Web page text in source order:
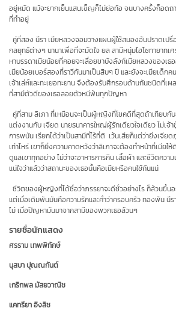
อยู่หมัด แม้จะยากเย็นแสนเข็ญก็ไม่ย่อท้อ จนบางครั้งก็อดถ
ที่ทำอยู่
คู่ที่สอง นีราเมียหลวงจอมวางแผนผู้ใช้สมองอันปราดเป
กลยุทธ์ต่างๆ นานาเพื่อที่จะมัดใจยลสามีหนุ่มไฮโซทายาทเ
หาบรรดาเมียน้อยที่คอยจะเลื่อยขาบังลังก์เมียหลวงของเธอ
เมียน้อยเบอร์สองที่ราวีกันมาเป็นสิบๆ ปี และยังจะเมียเด็กค
เจ้าเล่ห์และทะเยอทะยาน จึงต้องรับศึกรอบด้านกันชนิดที่เ
ที่สามีตัวดีของเธอลอยตัวหนีพ้นทุกปัญหา
คู่ที่สามลิเภาที่เหมือนจะเป็นผู้หญิงที่โชคดีที่สุดถ้าเทียบกับ
แต่งงานกับเจียด นายธนาคารใหญ่ผู้รักเดียวใจเดียว ไม่เจ้
การพนัน เรียกได้ว่าเป็นสามีที่ไร้ที่ติ เว้นเสียก็แต่ว่ายิ่งเจีย
เท่าไหร่ เขาก็ยิ่งความคาดหวังว่าลิเภาจะต้องทำหน้าที่เมียใ
ดูแลเขาทุกอย่าง ไม่ว่าจะอาหารการกิน เสื้อผ้า และชีวิตควา
แน่ใจว่าแล้วว่าสถานะของเธอนั้นคือเมียหรือคนใช้กันแน่
ชีวิตของผู้หญิงที่ได้ชื่อว่าภรรยาจะดีชั่วอย่างไร ก็ล้วนขึ้น
แต่เมื่อเดิมพันมันคือความรักและคำว่าครอบครัว ทองพัน นีร
ไม่ เมื่อปัญหามันมาจากสามีของพวกเธอล้วนๆ
รายชื่อนักแสดง
ศรราม เทพพิทักษ์
นุสบา ปุณณกันต์
เกริกพล มัสยวาณิช
แคทรียา อิงลิช